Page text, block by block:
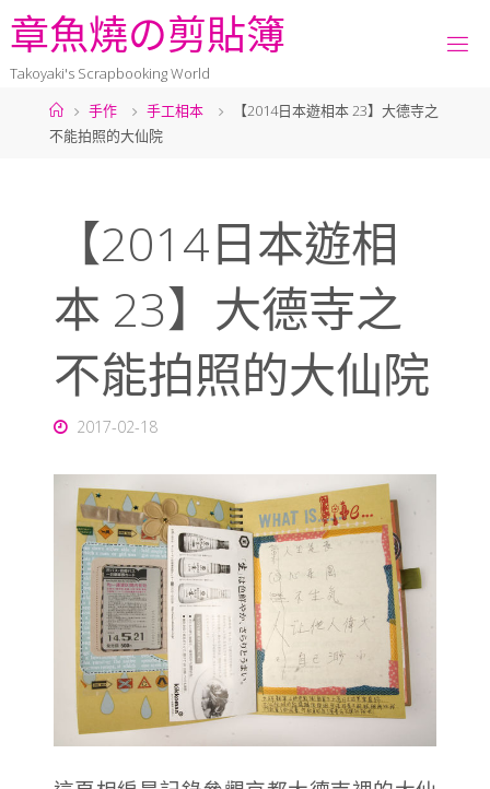
章魚燒の剪貼簿
Takoyaki's Scrapbooking World
手作
手工相本
【2014日本遊相本 23】大德寺之
不能拍照的大仙院
【2014日本遊相
本 23】大德寺之
不能拍照的大仙院
2017-02-18